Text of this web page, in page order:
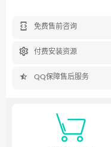
 免费售前咨询
 付费安装资源
 QQ保障售后服务
